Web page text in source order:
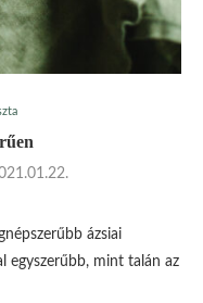
ázsiai
egyszerűbb, mint talán az